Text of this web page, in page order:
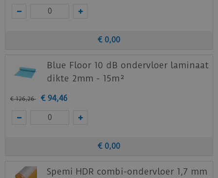
€ 0,00
Blue Floor 10 dB ondervloer laminaat
dikte 2mm - 15m²
€ 126,26 € 94,46
€ 0,00
Spemi HDR combi-ondervloer 1,7 mm